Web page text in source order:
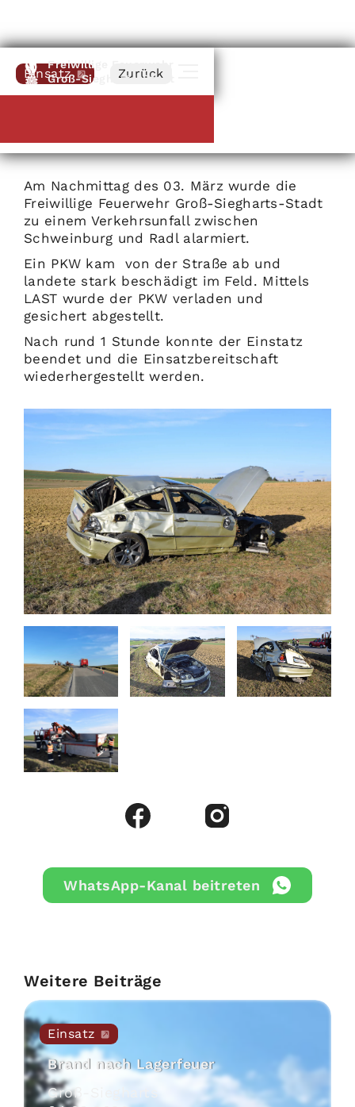
Freiwillige Feuerwehr
Groß-Siegharts-Stadt
Einsatz Zurück
Am Nachmittag des 03. März wurde die
Freiwillige Feuerwehr Groß-Siegharts-Stadt
zu einem Verkehrsunfall zwischen
Schweinburg und Radl alarmiert.
Ein PKW kam von der Straße ab und
landete stark beschädigt im Feld. Mittels
LAST wurde der PKW verladen und
gesichert abgestellt.
Nach rund 1 Stunde konnte der Einstatz
beendet und die Einsatzbereitschaft
wiederhergestellt werden.
WhatsApp-Kanal beitreten
Weitere Beiträge
Einsatz
Brand nach Lagerfeuer
Groß-Siegharts